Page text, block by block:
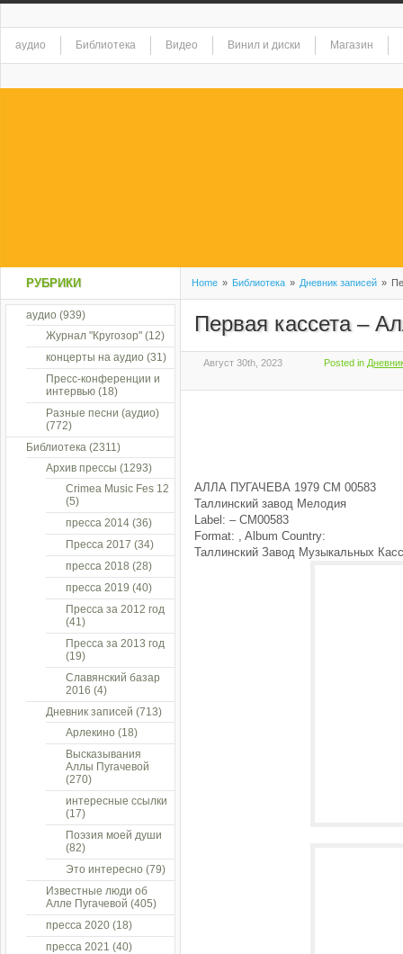
аудио Библиотека Видео Винил и диски Магазин
Home » Библиотека » Дневник записей »
Первая кассета –
Август 30th, 2023 Posted in
АЛЛА ПУГАЧЕВА 1979 СМ 00583
Таллинский завод Мелодия
Label: ‎– СМ00583
Format: , Album Country:
Таллинский Завод Музыкальных
РУБРИКИ
аудио (939)
Журнал "Кругозор" (12)
концерты на аудио (31)
Пресс-конференции и
интервью (18)
Разные песни (аудио)
(772)
Библиотека (2311)
Архив прессы (1293)
Crimea Music Fes 12
(5)
пресса 2014 (36)
Пресса 2017 (34)
пресса 2018 (28)
пресса 2019 (40)
Пресса за 2012 год
(41)
Пресса за 2013 год
(19)
Славянский базар
2016 (4)
Дневник записей (713)
Арлекино (18)
Высказывания
Аллы Пугачевой
(270)
интересные ссылки
(17)
Поэзия моей души
(82)
Это интересно (79)
Известные люди об
Алле Пугачевой (405)
пресса 2020 (18)
пресса 2021 (40)